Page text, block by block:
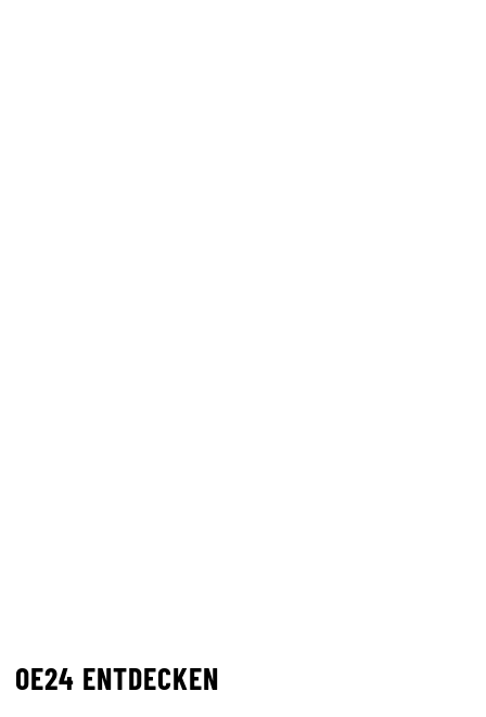
OE24 ENTDECKEN